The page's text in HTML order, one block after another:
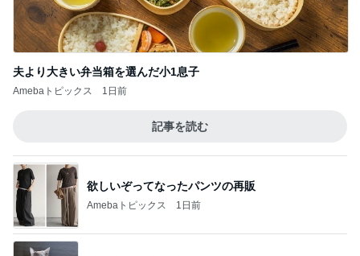
夫より大きい弁当箱を選んだ小1息子
Amebaトピックス 1日前
記事を読む
欲しいぞってなったパンツの再販
Amebaトピックス 1日前